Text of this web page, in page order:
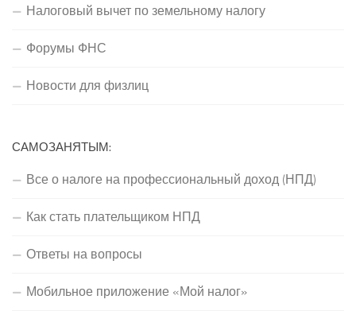
Налоговый вычет по земельному налогу
Форумы ФНС
Новости для физлиц
САМОЗАНЯТЫМ:
Все о налоге на профессиональный доход (НПД)
Как стать плательщиком НПД
Ответы на вопросы
Мобильное приложение «Мой налог»